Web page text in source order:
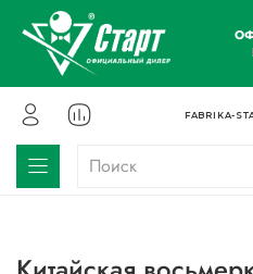
FABRIKA-